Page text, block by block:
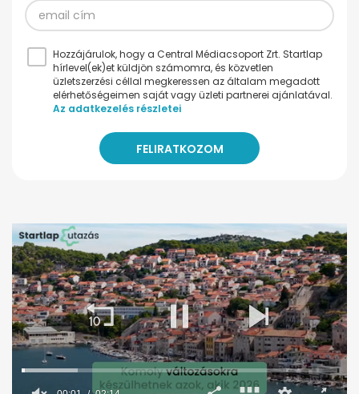
Hozzájárulok, hogy a Central Médiacsoport Zrt. Startlap
hírlevel(ek)et küldjön számomra, és közvetlen
üzletszerzési céllal megkeressen az általam megadott
elérhetőségeimen saját vagy üzleti partnerei ajánlatával.
Az adatkezelés részletei